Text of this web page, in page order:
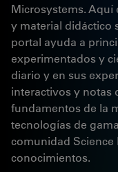
Microsystems.
y material didáctico
portal ayuda a
experimentados y
diario y en sus
interactivos y notas
fundamentos de la
tecnologías de
comunidad Science
conocimientos.